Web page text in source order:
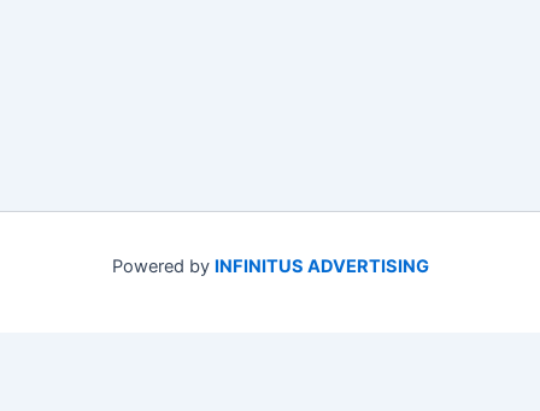
Powered by INFINITUS ADVERTISING